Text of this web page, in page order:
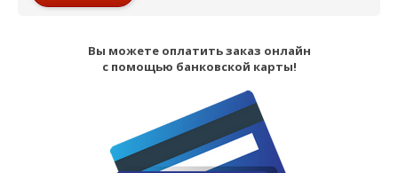
Вы можете оплатить заказ онлайн
с помощью банковской карты!